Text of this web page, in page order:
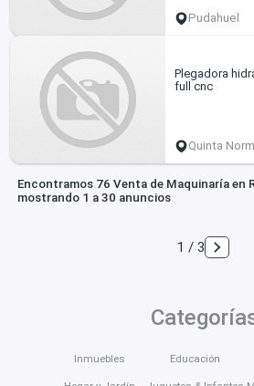
Pudahuel
Plegadora
full cnc
Quinta
Encontramos 76 Venta de Maquinaría en
mostrando 1 a 30 anuncios
1 / 3
Inmuebles Educación